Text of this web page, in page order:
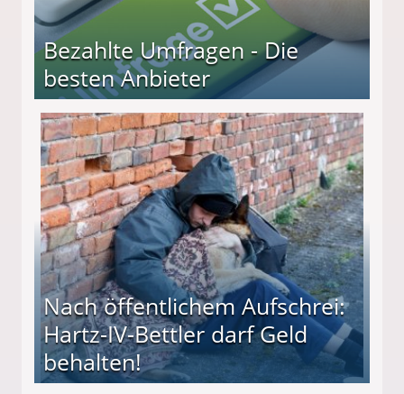
Bezahlte Umfragen - Die
besten Anbieter
Nach öffentlichem Aufschrei:
Hartz-IV-Bettler darf Geld
behalten!